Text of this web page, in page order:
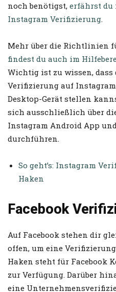
noch benötigst, erfährst du
Instagram Verifizierung.
Mehr über die Richtlinien
findest du auch im
Wichtig ist zu wissen,
Verifizierung auf
Desktop-Gerät stellen
sich ausschließlich über
Instagram Android App
durchführen.
So geht’s: Instagram
Haken
Facebook
Auf Facebook stehen dir
offen, um eine
Haken steht für Facebook
zur Verfügung. Darüber
eine